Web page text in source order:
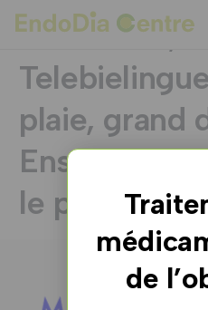
Pulsations,
plaie, grand
Ensemble
le pied
de